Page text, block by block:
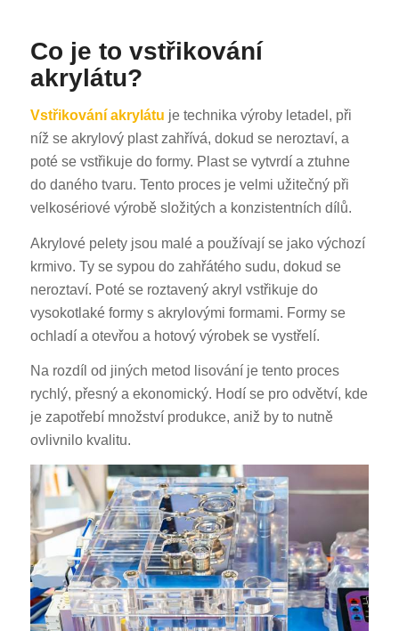
Co je to vstřikování
akrylátu?
Vstřikování akrylátu je technika výroby letadel, při
níž se akrylový plast zahřívá, dokud se neroztaví, a
poté se vstřikuje do formy. Plast se vytvrdí a ztuhne
do daného tvaru. Tento proces je velmi užitečný při
velkosériové výrobě složitých a konzistentních dílů.
Akrylové pelety jsou malé a používají se jako výchozí
krmivo. Ty se sypou do zahřátého sudu, dokud se
neroztaví. Poté se roztavený akryl vstřikuje do
vysokotlaké formy s akrylovými formami. Formy se
ochladí a otevřou a hotový výrobek se vystřelí.
Na rozdíl od jiných metod lisování je tento proces
rychlý, přesný a ekonomický. Hodí se pro odvětví, kde
je zapotřebí množství produkce, aniž by to nutně
ovlivnilo kvalitu.